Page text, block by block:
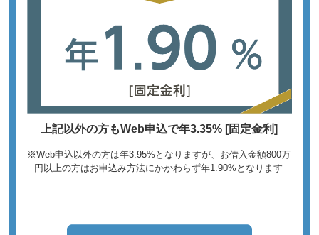
上記以外の方もWeb申込で年3.35% [固定金利]
※Web申込以外の方は年3.95%となりますが、お借入金額800万
円以上の方はお申込み方法にかかわらず年1.90%となります